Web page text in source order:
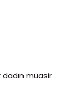
dadın müasir